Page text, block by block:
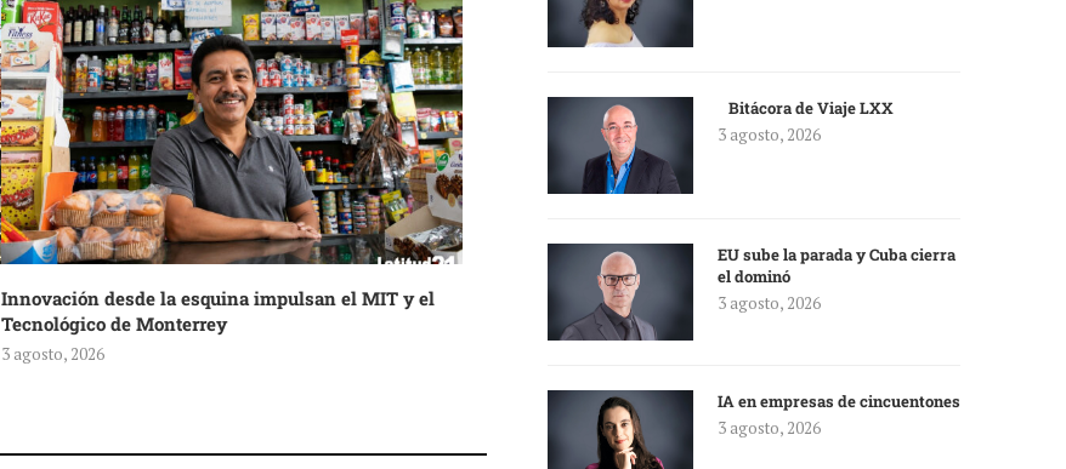
Innovación desde la esquina impulsan el MIT y el
Tecnológico de Monterrey
3 agosto, 2026
Bitácora de Viaje LXX
3 agosto, 2026
EU sube la parada y Cuba cierra
el dominó
3 agosto, 2026
IA en empresas de cincuentones
3 agosto, 2026